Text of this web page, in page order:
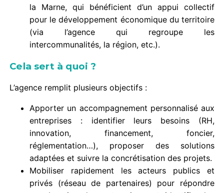
la Marne, qui bénéficient d’un appui collectif
pour le développement économique du territoire
(via l’agence qui regroupe les
intercommunalités, la région, etc.).
Cela sert à quoi ?
L’agence remplit plusieurs objectifs :
Apporter un accompagnement personnalisé aux
entreprises : identifier leurs besoins (RH,
innovation, financement, foncier,
réglementation…), proposer des solutions
adaptées et suivre la concrétisation des projets.
Mobiliser rapidement les acteurs publics et
privés (réseau de partenaires) pour répondre